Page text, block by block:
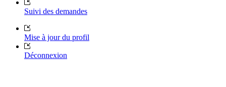
Suivi des demandes
Mise à jour du profil
Déconnexion